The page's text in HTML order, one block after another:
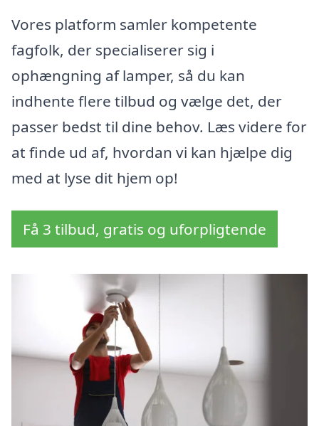
Vores platform samler kompetente
fagfolk, der specialiserer sig i
ophængning af lamper, så du kan
indhente flere tilbud og vælge det, der
passer bedst til dine behov. Læs videre for
at finde ud af, hvordan vi kan hjælpe dig
med at lyse dit hjem op!
Få 3 tilbud, gratis og uforpligtende